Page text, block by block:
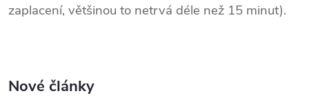
zaplacení, většinou to netrvá déle než 15 minut).
Nové články